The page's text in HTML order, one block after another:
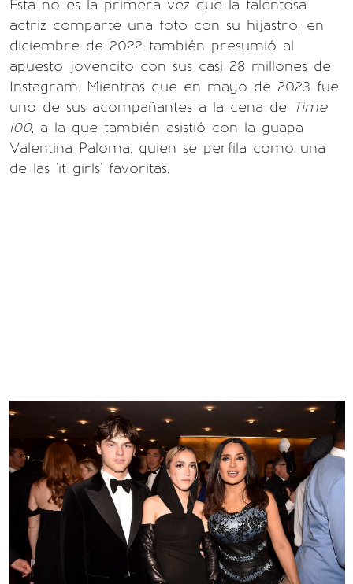
Esta no es la primera vez que la talentosa
actriz comparte una foto con su hijastro, en
diciembre de 2022 también presumió al
apuesto jovencito con sus casi 28 millones de
Instagram. Mientras que en mayo de 2023 fue
uno de sus acompañantes a la cena de Time
100, a la que también asistió con la guapa
Valentina Paloma, quien se perfila como una
de las 'it girls' favoritas.